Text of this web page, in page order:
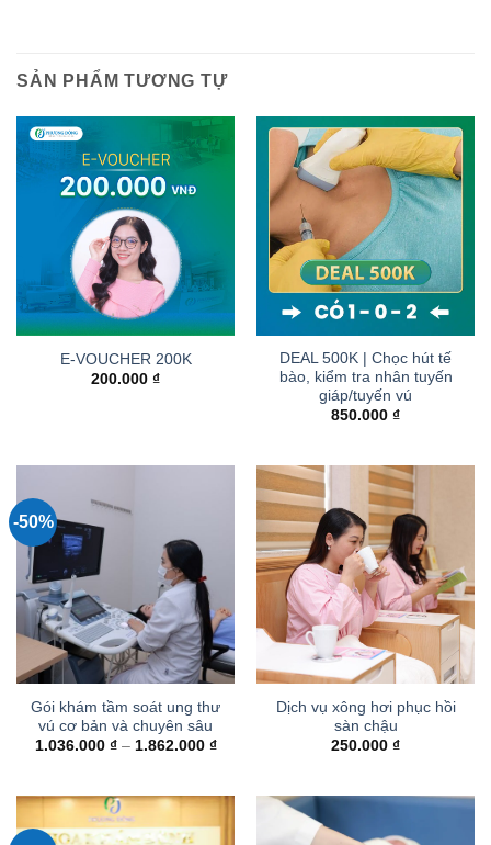
SẢN PHẨM TƯƠNG TỰ
E-VOUCHER 200K
200.000 ₫
DEAL 500K | Chọc hút tế
bào, kiểm tra nhân tuyến
giáp/tuyến vú
850.000 ₫
-50%
Gói khám tầm soát ung thư
vú cơ bản và chuyên sâu
1.036.000 ₫ – 1.862.000 ₫Khoảng
đến
1.862.000 ₫
Dịch vụ xông hơi phục hồi
sàn chậu
250.000 ₫